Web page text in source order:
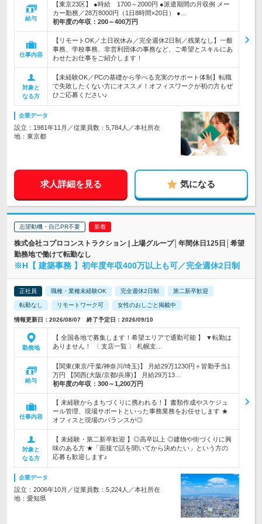
給与
【東京23区】 ●時給 1700～2000円 ●派遣期間の月収例 メー
カー勤務／28万8000円（1日8時間×20日） ●…
初年度の年収： 200～400万円
仕事内容
【リモートOK／土日祝休み／完全週休2日制／残業なし】一般
事務、学校事務、非営利団体の事務など、ご希望とスキルにあ
わせたお仕事をご紹介します！
対象と
なる方
【未経験OK／PCの基礎から学べる充実のサポート体制】転職
で失敗したくない方にオススメ！オフィスワークが初の方もぜ
ひご応募ください♪
企業データ
設立：1981年11月／従業員数：5,784人／本社所在
地：東京都
求人詳細を見る 気になる
志望動機・自己PR不要
株式会社コプロコンストラクション | 上場グループ│年間休日125日│希望
勤務地で働けて転勤なし
※H【 建築事務 】初年度年収400万以上も可／完全週休2日制
正社員 職種・業種未経験OK 完全週休2日制 第二新卒歓迎
転勤なし リモートワーク可 女性のおしごと掲載中
情報更新日：2026/08/07 終了予定日：2026/09/10
勤務地
【 全国各地で募集します！希望エリアで通勤可能 】 ▼転勤は
ありません！ 〈 支店一覧 〉 札幌支…
給与
【関東(東京/千葉/神奈川/埼玉)】 月給29万1230円＋皆勤手当1
万円 【関西(大阪/京都/兵庫)】 月給29万13…
初年度の年収： 300～1,200万円
仕事内容
【 未経験からまちづくりに携われる！】書類作成やスケジュ
ール管理、現場サポートといった事務業務をお任せします ★
オフィスと現場のバランスが◎
対象と
なる方
【 未経験・第二新卒歓迎 】◎高卒以上 ◎建物や街づくりに興
味のある方 ★「面接で話を聞いてから決めたい」という方の
応募も歓迎します♪
企業データ
設立：2006年10月／従業員数：5,224人／本社所在
地：愛知県